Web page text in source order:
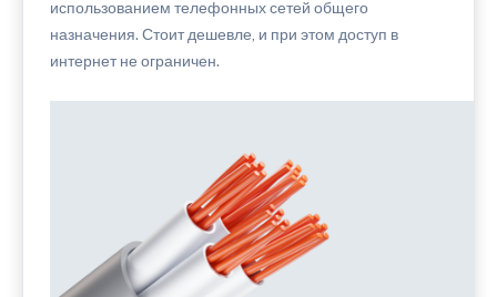
использованием телефонных сетей общего
назначения. Стоит дешевле, и при этом доступ в
интернет не ограничен.